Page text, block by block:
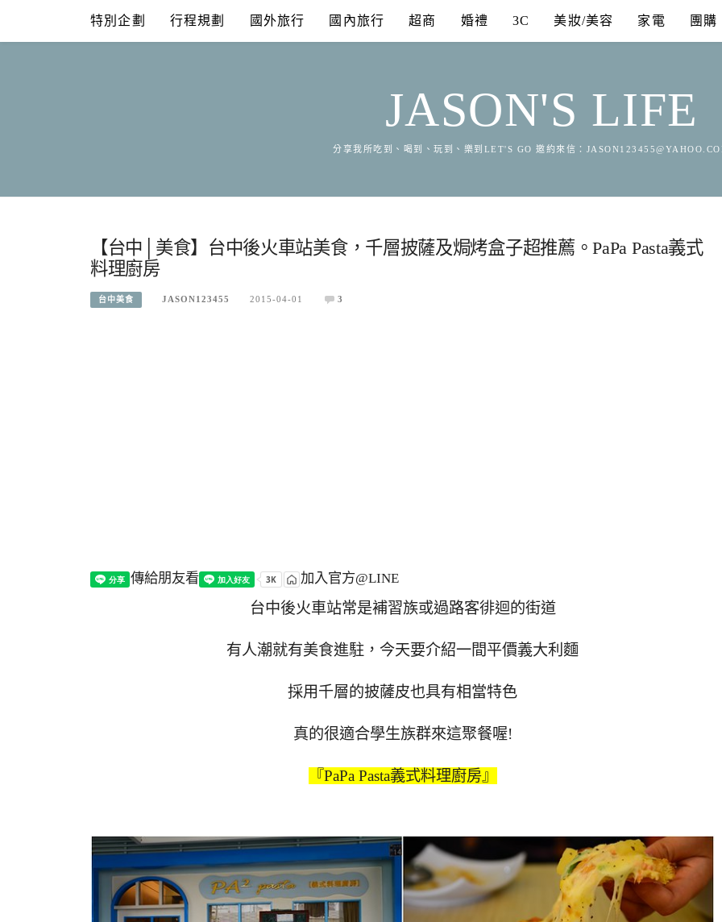
content
特別企劃 行程規劃 國外旅行 國內旅行 超商 婚禮 3C 美妝/美容 家電 團購
JASON'S LIFE
分享我所吃到、喝到、玩到、樂到LET'S GO 邀約來信：
【台中│美食】台中後火車站美食，千層披薩及焗烤盒子超推薦。PaPa Pasta義式
料理廚房
台中美食 JASON123455 2015-04-01 3
傳給朋友看 加入官方@LINE
台中後火車站常是補習族或過路客徘迴的街道
有人潮就有美食進駐，今天要介紹一間平價義大利麵
採用千層的披薩皮也具有相當特色
真的很適合學生族群來這聚餐喔!
『PaPa Pasta義式料理廚房』